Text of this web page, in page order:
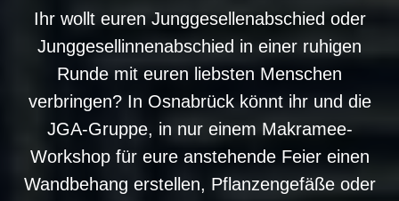
Ihr wollt euren Junggesellenabschied oder
Junggesellinnenabschied in einer ruhigen
Runde mit euren liebsten Menschen
verbringen? In Osnabrück könnt ihr und die
JGA-Gruppe, in nur einem Makramee-
Workshop für eure anstehende Feier einen
Wandbehang erstellen, Pflanzengefäße oder